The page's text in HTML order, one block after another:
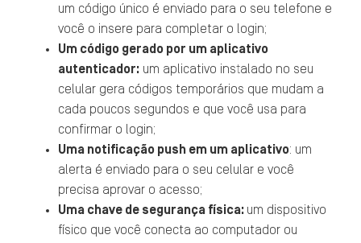
um código único é enviado para o seu telefone e
você o insere para completar o login;
Um código gerado por um aplicativo
autenticador: um aplicativo instalado no seu
celular gera códigos temporários que mudam a
cada poucos segundos e que você usa para
confirmar o login;
Uma notificação push em um aplicativo: um
alerta é enviado para o seu celular e você
precisa aprovar o acesso;
Uma chave de segurança física: um dispositivo
físico que você conecta ao computador ou